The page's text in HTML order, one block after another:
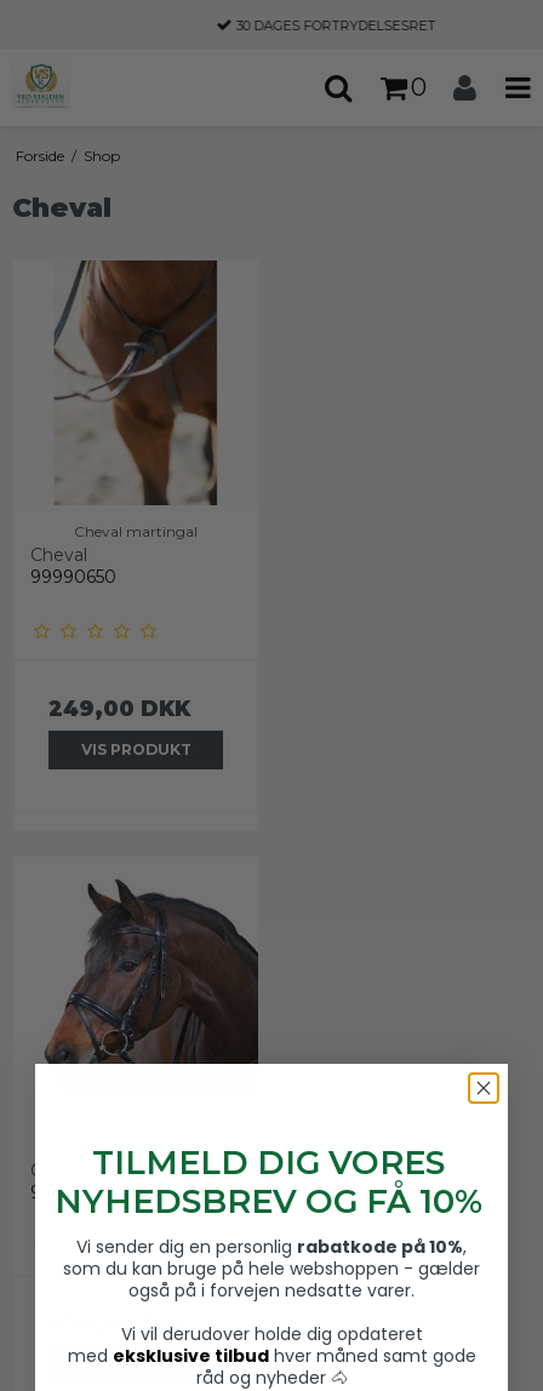
30 DAGESFORTRYDELSESRET
0
Forside / Shop
Cheval
Cheval martingal
Cheval
99990650
249,00 DKK
VIS PRODUKT
Cheval
99990600
879,00 DKK
VIS PRODUKT
TILMELD DIG VORES
NYHEDSBREV OG FÅ 10%
Vi sender dig en personlig rabatkode på 10%,
som du kan bruge på hele webshoppen - gælder
også på i forvejen nedsatte varer.
Vi vil derudover holde dig opdateret
med eksklusive tilbudhver måned samt gode
råd og nyheder 🐴